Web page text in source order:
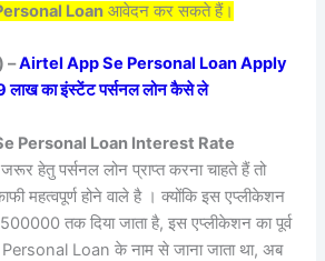
Loan आवेदन कर सकते हैं।
–Airtel App Se Personal Loan Apply
का इंस्टेंट पर्सनल लोन कैसे ले
Personal Loan Interest Rate
हेतु पर्सनल लोन प्राप्त करना चाहते हैं तो
महत्वपूर्ण होने वाले है । क्योंकि इस एप्लीकेशन
तक दिया जाता है, इस एप्लीकेशन का पूर्व
Loan के नाम से जाना जाता था, अब